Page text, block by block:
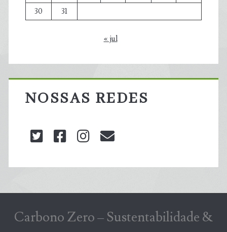
30
31
« jul
NOSSAS REDES
twitterfacebookinstagram
Carbono Zero – Sustentabilidade &